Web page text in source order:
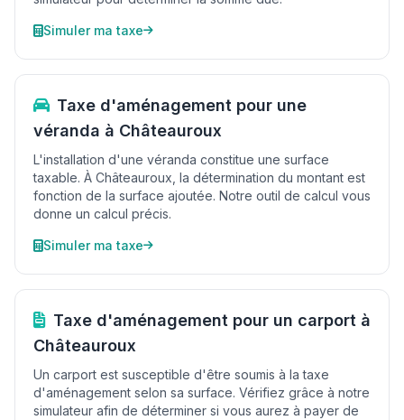
Simuler ma taxe
Taxe d'aménagement pour une
véranda à Châteauroux
L'installation d'une véranda constitue une surface
taxable. À Châteauroux, la détermination du montant est
fonction de la surface ajoutée. Notre outil de calcul vous
donne un calcul précis.
Simuler ma taxe
Taxe d'aménagement pour un carport à
Châteauroux
Un carport est susceptible d'être soumis à la taxe
d'aménagement selon sa surface. Vérifiez grâce à notre
simulateur afin de déterminer si vous aurez à payer de